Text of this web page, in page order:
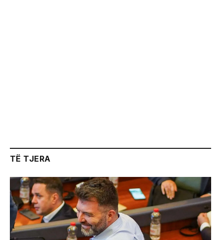
TË TJERA